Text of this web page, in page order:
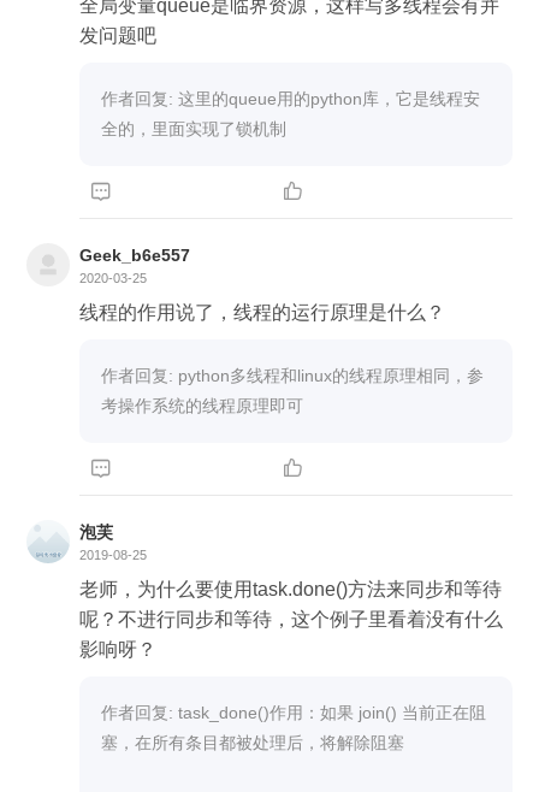
全局变量queue是临界资源，这样写多线程会有并
发问题吧
作者回复: 这里的queue用的python库，它是线程安
全的，里面实现了锁机制
 
Geek_b6e557
2020-03-25
线程的作用说了，线程的运行原理是什么？
作者回复: python多线程和linux的线程原理相同，参
考操作系统的线程原理即可
 
泡芙
2019-08-25
老师，为什么要使用task.done()方法来同步和等待
呢？不进行同步和等待，这个例子里看着没有什么
影响呀？
作者回复: task_done()作用：如果 join() 当前正在阻
塞，在所有条目都被处理后，将解除阻塞